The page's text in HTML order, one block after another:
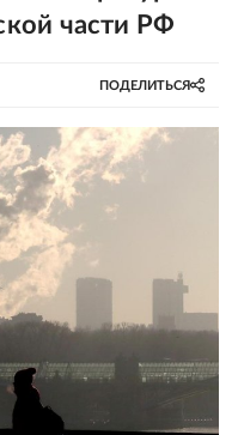
части РФ
ПОДЕЛИТЬСЯ